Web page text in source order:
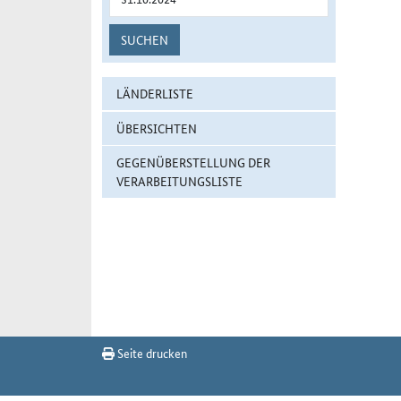
SUCHEN
LÄNDERLISTE
ÜBERSICHTEN
GEGENÜBERSTELLUNG DER
VERARBEITUNGSLISTE
Seite drucken